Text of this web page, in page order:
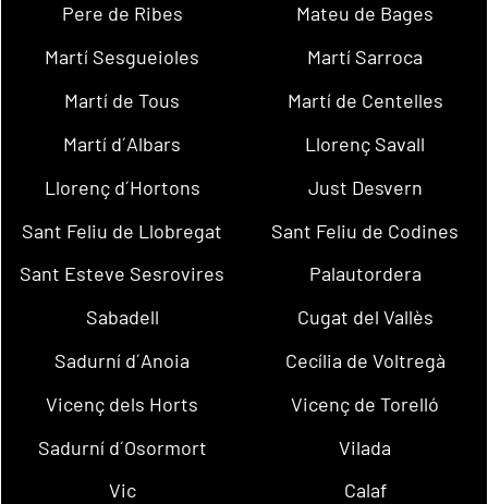
Pere de Ribes
Mateu de Bages
Martí Sesgueioles
Martí Sarroca
Martí de Tous
Martí de Centelles
Martí d´Albars
Llorenç Savall
Llorenç d´Hortons
Just Desvern
Sant Feliu de Llobregat
Sant Feliu de Codines
Sant Esteve Sesrovires
Palautordera
Sabadell
Cugat del Vallès
Sadurní d´Anoia
Cecília de Voltregà
Vicenç dels Horts
Vicenç de Torelló
Sadurní d´Osormort
Vilada
Vic
Calaf